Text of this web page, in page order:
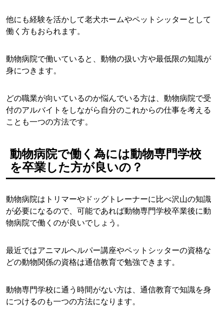
他にも経験を活かして老犬ホームやペットシッターとして
働く方もおられます。
動物病院で働いていると、動物の扱い方や最低限の知識が
身につきます。
どの職業が向いているのか悩んでいる方は、動物病院で受
付のアルバイトをしながら自分のこれからの仕事を考える
ことも一つの方法です。
動物病院で働く為には動物専門学校
を卒業した方が良いの？
動物病院はトリマーやドッグトレーナーに比べ沢山の知識
が必要になるので、可能であれば動物専門学校卒業後に動
物病院で働くのが良いでしょう。
最近ではアニマルヘルパー講座やペットシッターの資格な
どの動物関係の資格は通信教育で勉強できます。
動物専門学校に通う時間がない方は、通信教育で知識を身
につけるのも一つの方法になります。